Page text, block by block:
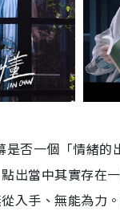
是否一個「情緒
出當中其實存在
入手、無能為力